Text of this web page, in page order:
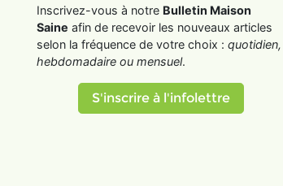
Inscrivez-vous à notre Bulletin Maison
Saine afin de recevoir les nouveaux articles
selon la fréquence de votre choix : quotidien,
hebdomadaire ou mensuel.
S'inscrire à l'infolettre